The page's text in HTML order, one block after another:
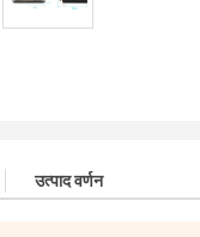
उत्पाद वर्णन